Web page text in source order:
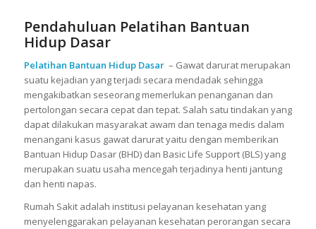
Pendahuluan Pelatihan Bantuan
Hidup Dasar
Pelatihan Bantuan Hidup Dasar – Gawat darurat merupakan
suatu kejadian yang terjadi secara mendadak sehingga
mengakibatkan seseorang memerlukan penanganan dan
pertolongan secara cepat dan tepat. Salah satu tindakan yang
dapat dilakukan masyarakat awam dan tenaga medis dalam
menangani kasus gawat darurat yaitu dengan memberikan
Bantuan Hidup Dasar (BHD) dan Basic Life Support (BLS) yang
merupakan suatu usaha mencegah terjadinya henti jantung
dan henti napas.
Rumah Sakit adalah institusi pelayanan kesehatan yang
menyelenggarakan pelayanan kesehatan perorangan secara